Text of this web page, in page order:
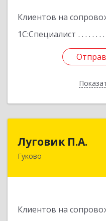
Клиентов на
1С:Специалист
Луговик П.А.
Гуково
Клиентов на